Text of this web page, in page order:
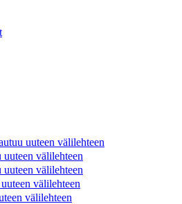
uuteen välilehteen
uuteen välilehteen
uuteen välilehteen
välilehteen
välilehteen